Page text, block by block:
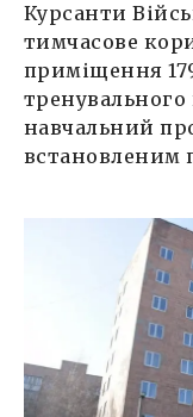
Курсанти
тимчасове
приміщення
тренувального
навчальний
встановленим